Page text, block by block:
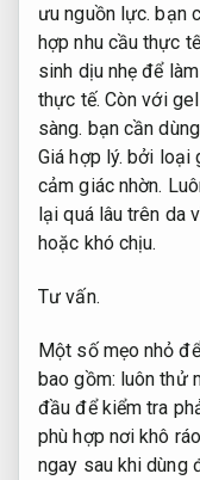
ưu nguồn lực. bạn
hợp nhu cầu thực
sinh dịu nhẹ để
thực tế. Còn với
sàng. bạn cần
Giá hợp lý. bởi loại
cảm giác nhờn.
lại quá lâu trên da
hoặc khó chịu.
Tư vấn.
Một số mẹo nhỏ
bao gồm: luôn thử
đầu để kiểm tra
phù hợp nơi khô
ngay sau khi dùng